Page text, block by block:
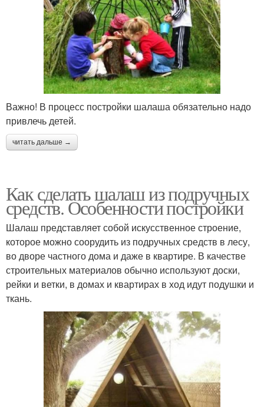
Важно! В процесс постройки шалаша обязательно надо
привлечь детей.
читать дальше →
Как сделать шалаш из подручных
средств. Особенности постройки
Шалаш представляет собой искусственное строение,
которое можно соорудить из подручных средств в лесу,
во дворе частного дома и даже в квартире. В качестве
строительных материалов обычно используют доски,
рейки и ветки, в домах и квартирах в ход идут подушки и
ткань.